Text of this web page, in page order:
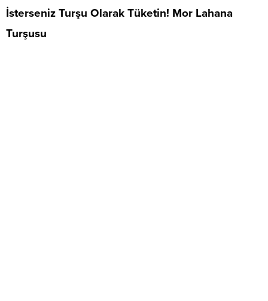
İsterseniz Turşu Olarak Tüketin! Mor Lahana
Turşusu